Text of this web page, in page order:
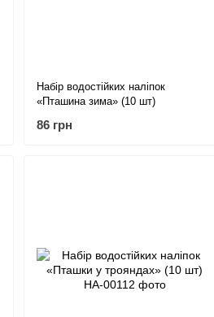
Набір водостійких наліпок
«Пташина зима» (10 шт)
86 грн